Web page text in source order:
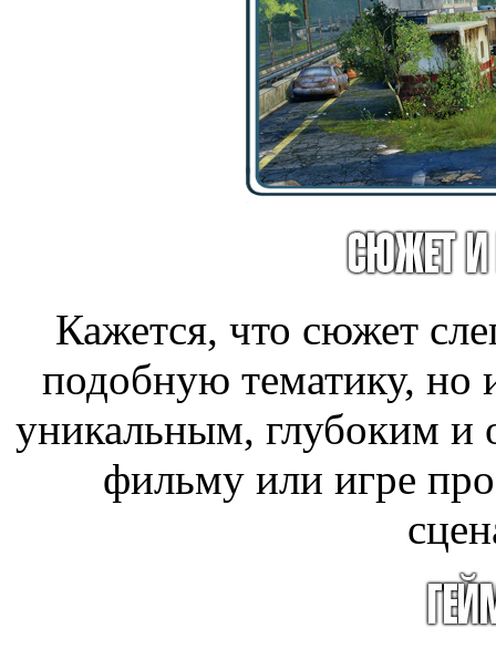
Кажется, что сюжет
подобную тематику, но
уникальным, глубоким и
фильму или игре